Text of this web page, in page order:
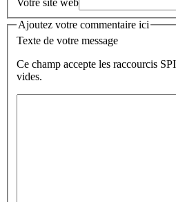
Ajoutez votre commentaire ici
Texte de votre message
Ce champ accepte les raccourcis
vides.